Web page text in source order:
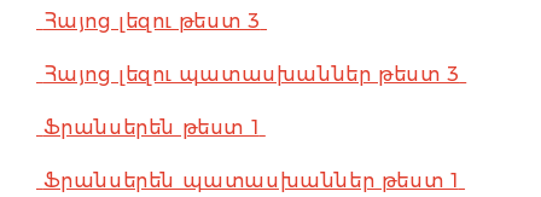
Հայոց լեզու թեստ 3
Հայոց լեզու պատասխաններ թեստ 3
Ֆրանսերեն թեստ 1
Ֆրանսերեն պատասխաններ թեստ 1